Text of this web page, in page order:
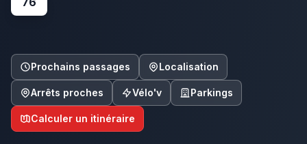
Prochains passages Localisation
Arrêts proches Vélo'v Parkings
Calculer un itinéraire